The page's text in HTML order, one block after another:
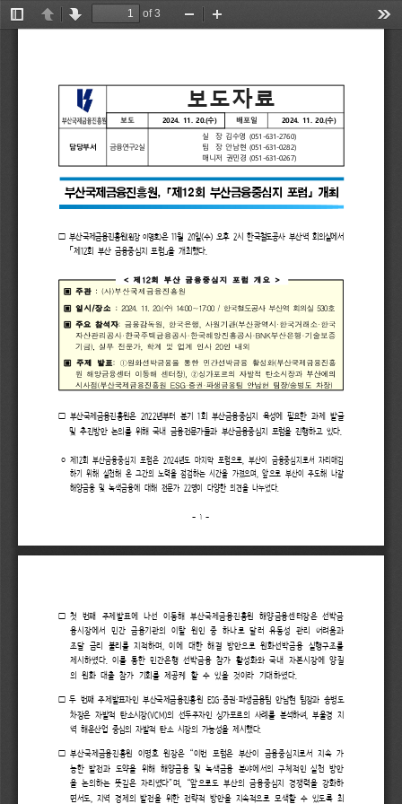
TogglePreviousNext
of 3
Zoom
- 1 -
보도자료
보도 2024. 11. 20.( 수) 배포일 2024. 11. 20.( 수)
담당부서 금융연구 2실
실 장 김수영 (051-631-2760)
팀
장 안남현 (051-631-0282)
매니저
권민경 (051-631-0267)
부산국제금융진흥원 , 「제12 회 부산금융중심지 포럼 」개최
□  부산국제금융진흥원 (원장  이명호 )은  11 월  20 일(수)  오후  2시  한국철도공사  부산역  회의실
에서 
「제12회  부산  금융중심지  포럼 」
을  개최했다 . 
< 제 12회 부산금융중심지
포럼 개요 >
▣ 주관 : (사)부산국제금융진흥원
▣ 일시/장소 : 2024. 11. 20.( 수) 14:00 ∼ 17:00 / 한국철도공사 부산역 회의실 530
호
▣ 주요 참석자 : 금융감독원 한국은행 사원기관 (부산광역시 · 한국거래소 · 한국
자산관리공사
· 한국주택금융공사 · 한국해양진흥공사 ·BNK부산은행 ·기술보증
기금 ), 실무 전문가 , 학계 및 업계 인사 20인 내외
▣ 주제 발표: ①원화선박금융을 통한 민간선박금융 활성화 (부산국제금융진흥
원 해양금융센터 이동해 센터장 ), ②싱가포르의 자발적 탄소시장과
부산에의
시사점 (부산국제금융진흥원 ESG· 증권 ·파생금융팀 안남현 팀장 /송병도 차장 )
□  부산국제금융진흥원은  2022 년부터  분기  1회  부산금융중심지  육성에  필요한  과제 
발굴 
및  추진방안  논의를  위해  국내  금융전문가들과  부산금융중심지  포럼을  진행하고  있다 . 
ᄋ 제12회  부산금융중심지  포럼은  2024 년도  마지막  포럼으로 ,  부산이  금융중심지로서 
자리매김
하기 
위해  실천해  온  그간의  노력을  점검하는  시간을  가졌으며 ,  앞으로  부산이  주도해 
나갈 
해양금융 
및  녹색금융에  대해  전문가  22명이  다양한  의견을  나누었다 .
□  첫  번째  주제발표에  나선  이동해  부산국제금융진흥원  해양금융센터장은  선박금
융시장에서 
민간  금융기관의  이탈  원인  중  하나로  달러  유동성  관리 
어려움과 
조달  금리  불리를  지적하며,  이에  대한  해결  방안으로  원화선박금융  실행구조를 
제시하였다.  이를  통한  민간은행  선박금융  참가  활성화와  국내  자본시장에 
양질
의 
원화  대출  참가  기회를  제공케  할  수  있을  것이라  기대하였다.
□  두  번째  주제발표자인  부산국제금융진흥원  ESG· 증권 ·파생금융팀  안남현  팀장 과  송병도 
차장은 
자발적  탄소시장 (VCM) 의  선두주자인  싱가포르의  사례를  분석하여 ,  부울경 
지
역  해운산업  중심의  자발적  탄소  시장의  가능성을  제시했다 . 
□  부산국제금융진흥원 이명호  원장은  “이번  포럼은  부산이  금융중심지로서  지속  가
능한  발전과  도약을  위해  해양금융  및  녹색금융  분야에서의  구체적인  실천  방안
을  논의하는  뜻깊은  자리였다”며,  “앞으로도  부산의  금융중심지  경쟁력을  강화하
면서도,  지역  경제의  발전을  위한  전략적  방안을  지속적으로  모색할  수  있도록  최